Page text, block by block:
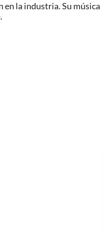
en la industria. Su música